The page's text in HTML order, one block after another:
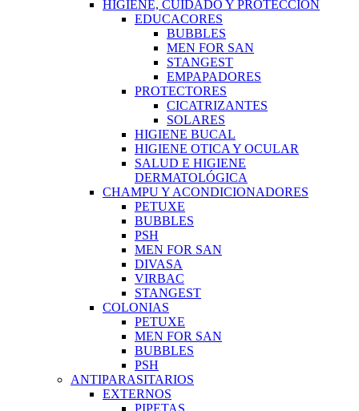
HIGIENE, CUIDADO Y PROTECCION
EDUCACORES
BUBBLES
MEN FOR SAN
STANGEST
EMPAPADORES
PROTECTORES
CICATRIZANTES
SOLARES
HIGIENE BUCAL
HIGIENE OTICA Y OCULAR
SALUD E HIGIENE
DERMATOLÓGICA
CHAMPU Y ACONDICIONADORES
PETUXE
BUBBLES
PSH
MEN FOR SAN
DIVASA
VIRBAC
STANGEST
COLONIAS
PETUXE
MEN FOR SAN
BUBBLES
PSH
ANTIPARASITARIOS
EXTERNOS
PIPETAS